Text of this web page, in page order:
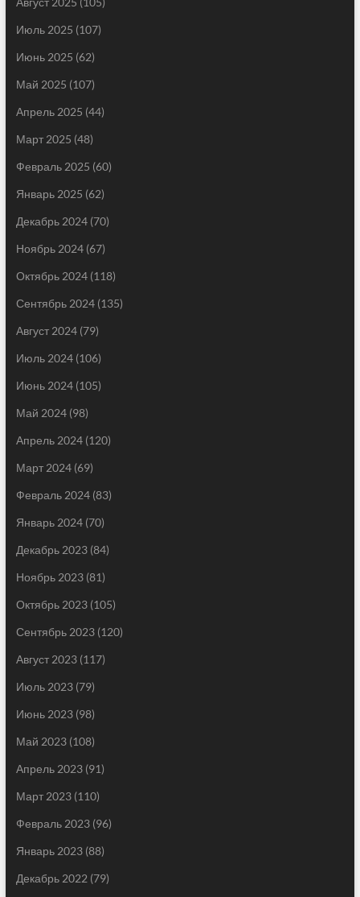
Июль 2025 (107)
Июнь 2025 (62)
Май 2025 (107)
Апрель 2025 (44)
Март 2025 (48)
Февраль 2025 (60)
Январь 2025 (62)
Декабрь 2024(70)
Ноябрь 2024(67)
Октябрь 2024(118)
Сентябрь 2024(135)
Август 2024(79)
Июль 2024(106)
Июнь 2024(105)
Май 2024(98)
Апрель 2024(120)
Март 2024(69)
Февраль 2024(83)
Январь 2024(70)
Декабрь 2023(84)
Ноябрь 2023(81)
Октябрь 2023(105)
Сентябрь 2023(120)
Август 2023(117)
Июль 2023(79)
Июнь 2023(98)
Май 2023(108)
Апрель 2023(91)
Март 2023(110)
Февраль 2023(96)
Январь 2023(88)
Декабрь 2022 (79)